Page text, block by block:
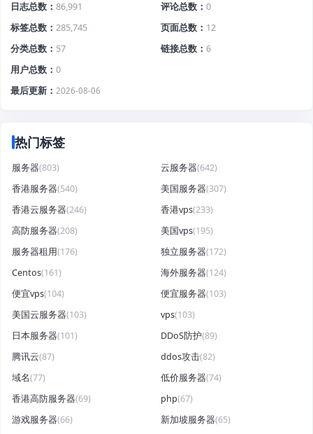
日志总数 86,991 评论总数
0
标签总数
285,745 页面总数
12
分类总数
57 链接总数
6
用户总数
0
最后更新
2026-08-06
热门标签
服务器(803) 云服务器(642)
香港服务器(540) 美国服务器(307)
香港云服务器(246) 香港vps(233)
高防服务器(208) 美国vps(195)
服务器租用(176) 独立服务器(172)
Centos(161) 海外服务器(124)
便宜vps(104) 便宜服务器(103)
美国云服务器(103) vps(103)
日本服务器(101) DDoS防护(89)
腾讯云(87) ddos攻击(82)
域名(77) 低价服务器(74)
香港高防服务器(69) php(67)
游戏服务器(66) 新加坡服务器(65)